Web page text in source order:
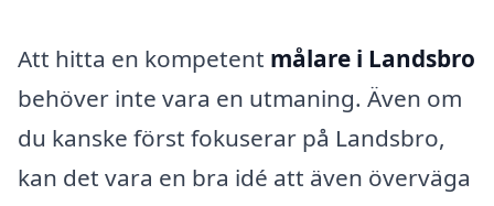
Att hitta en kompetent målare i Landsbro
behöver inte vara en utmaning. Även om
du kanske först fokuserar på Landsbro,
kan det vara en bra idé att även överväga